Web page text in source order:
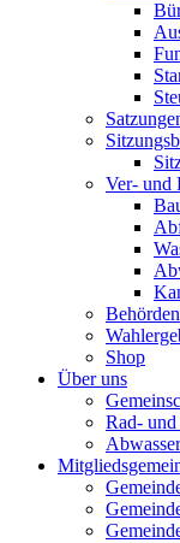
Ver- und
Shop
Über uns
Rad-